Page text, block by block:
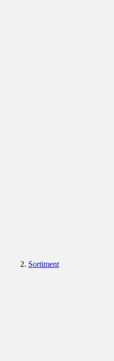
Sortiment